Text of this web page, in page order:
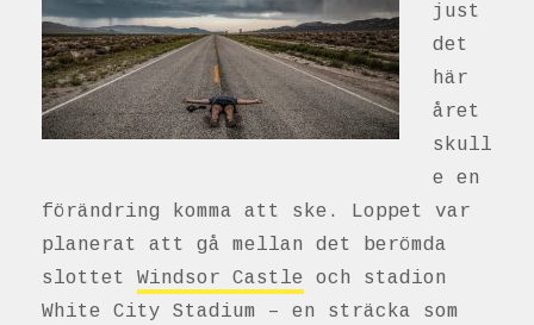
just
det
här
året
skull
e en
förändring komma att ske. Loppet var
planerat att gå mellan det berömda
slottet Windsor Castle
och stadion
White City Stadium – en sträcka som